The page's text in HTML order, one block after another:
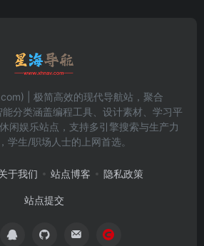
| 极简高效的现代导航站，聚合
分类涵盖编程工具、设计素材、学习平
闲娱乐站点，支持多引擎搜索与生产力
学生/职场人士的上网首选。
于我们 站点博客 隐私政策
站点提交